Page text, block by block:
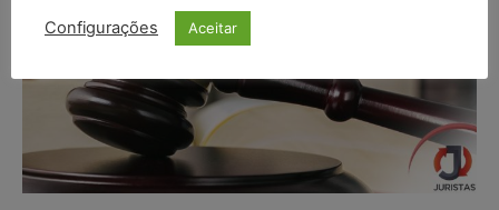
Configurações Aceitar